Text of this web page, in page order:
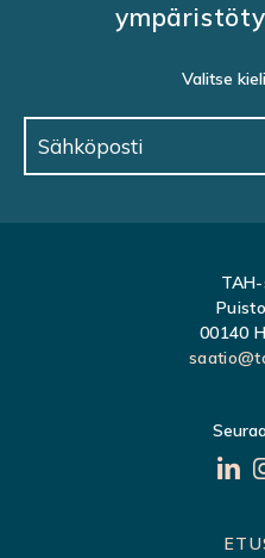
Valitse kieli
00140